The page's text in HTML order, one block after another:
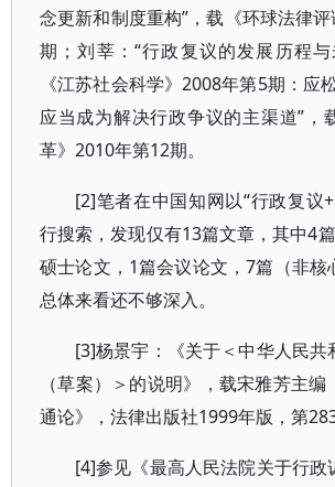
念更新和制度重构”，载《环球法律
期；刘莘：“行政复议的发展历程
《江苏社会科学》2008年第5期：应
应当成为解决行政争议的主渠道”，
革》2010年第12期。
[2]笔者在中国知网以“行政复议
行搜索，发现仅有13篇文章，其中4
硕士论文，1篇会议论文，7篇（非核
总体来看还不够深入。
[3]杨景宇：《关于＜中华人民共
（草案）＞的说明》，载宋雅芳主
通论》，法律出版社1999年版，第283
[4]参见《最高人民法院关于行政